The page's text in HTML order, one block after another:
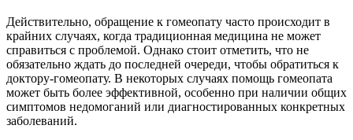
Действительно, обращение к гомеопату часто происходит в
крайних случаях, когда традиционная медицина не может
справиться с проблемой. Однако стоит отметить, что не
обязательно ждать до последней очереди, чтобы обратиться к
доктору-гомеопату. В некоторых случаях помощь гомеопата
может быть более эффективной, особенно при наличии общих
симптомов недомоганий или диагностированных конкретных
заболеваний.